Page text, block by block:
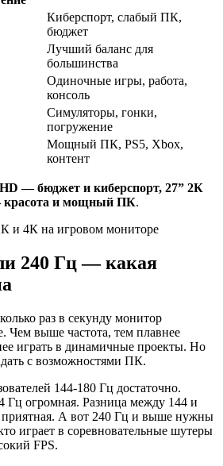
Киберспорт, слабый ПК,
бюджет
Лучший баланс для
большинства
Одиночные игры, работа,
консоль
Симуляторы, гонки,
погружение
Мощный ПК, PS5, Xbox,
контент
— бюджет и киберспорт, 27” 2К
и мощный ПК.
240 Гц — какая
раз в секунду монитор
Чем выше частота, тем плавнее
играть в динамичные проекты. Но
с возможностями ПК.
144-180 Гц достаточно.
Гц огромная. Разница между 144 и
А вот 240 Гц и выше нужны
играет в соревновательные шутеры
FPS.